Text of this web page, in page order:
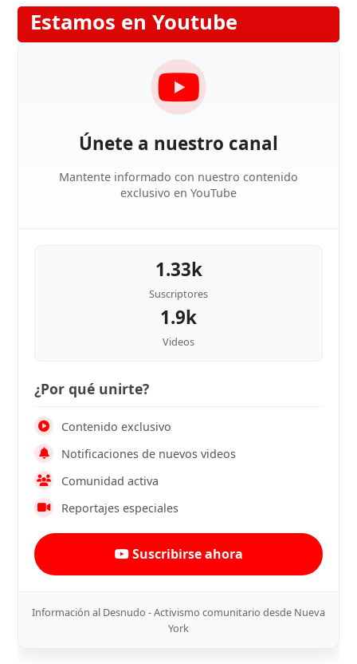
Estamos en Youtube
Únete a nuestro canal
Mantente informado con nuestro contenido
exclusivo en YouTube
1.33k
Suscriptores
1.9k
Videos
¿Por qué unirte?
Contenido exclusivo
Notificaciones de nuevos videos
Comunidad activa
Reportajes especiales
Suscribirse ahora
Información al Desnudo - Activismo comunitario desde Nueva
York